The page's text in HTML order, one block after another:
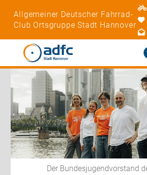
Allgemeiner Deutscher Fahrrad-
Club Ortsgruppe Stadt Hannover
Der Bundesjugendvorstand